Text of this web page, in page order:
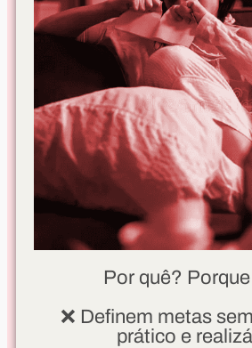
Por quê?
❌ Definem metas
prático e